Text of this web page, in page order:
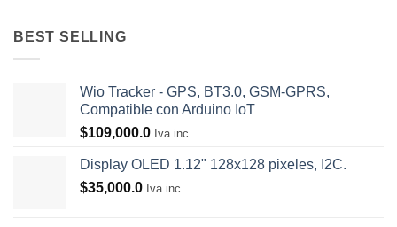
BEST SELLING
Wio Tracker - GPS, BT3.0, GSM-GPRS,
Compatible con Arduino IoT
$109,000.0 Iva inc
Display OLED 1.12" 128x128 pixeles, I2C.
$35,000.0 Iva inc